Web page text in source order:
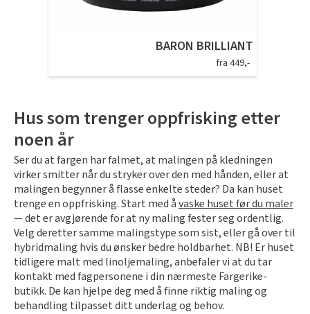
BARON BRILLIANT
fra 449,-
Hus som trenger oppfrisking etter
noen år
Ser du at fargen har falmet, at malingen på kledningen
virker smitter når du stryker over den med hånden, eller at
malingen begynner å flasse enkelte steder? Da kan huset
trenge en oppfrisking. Start med åvaske huset før du maler
— det er avgjørende for at ny maling fester seg ordentlig.
Velg deretter samme malingstype som sist, eller gå over til
hybridmaling hvis du ønsker bedre holdbarhet. NB! Er huset
tidligere malt med linoljemaling, anbefaler vi at du tar
kontakt med fagpersonene i din nærmeste Fargerike-
butikk. De kan hjelpe deg med å finne riktig maling og
behandling tilpasset ditt underlag og behov.